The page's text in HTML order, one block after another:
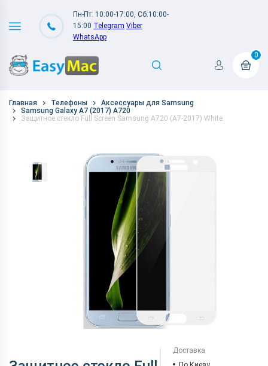
Пн-Пт: 10:00-17:00, Сб:10:00-
15:00 Telegram Viber
WhatsApp
0
Главная Телефоны
Аксессуары для Samsung
Samsung Galaxy A7 (2017) A720
Защитное стекло Full Screen Samsung A720 (A7-2017) White
Доставка